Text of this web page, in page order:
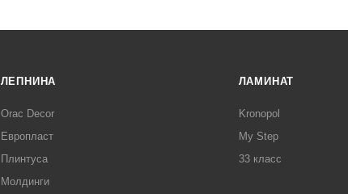
ЛЕПНИНА
Orac Decor
Европласт
Плинтуса
Молдинги
ЛАМИНАТ
Kronopol
My Step
33 класс